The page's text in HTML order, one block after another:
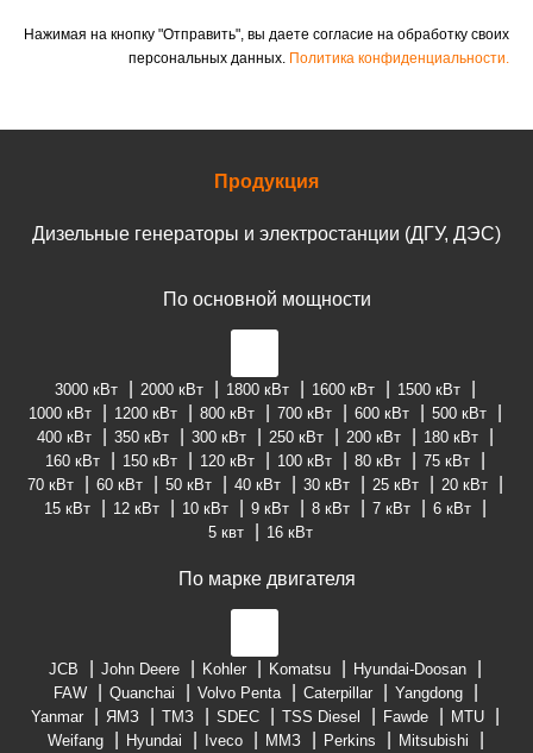
Нажимая на кнопку "Отправить", вы даете согласие на обработку своих
персональных данных. Политика конфиденциальности.
Продукция
Дизельные генераторы и электростанции (ДГУ, ДЭС)
По основной мощности
3000 кВт 2000 кВт 1800 кВт 1600 кВт
1500 кВт
1000 кВт
1200 кВт 800 кВт 700 кВт 600 кВт
500 кВт
400 кВт
350 кВт 300 кВт 250 кВт 200 кВт
180 кВт
160 кВт
150 кВт 120 кВт 100 кВт 80 кВт
75 кВт
70 кВт
60 кВт 50 кВт 40 кВт 30 кВт 25 кВт
20 кВт
15 кВт
12 кВт 10 кВт 9 кВт 8 кВт 7 кВт
6 кВт
5 квт
16 кВт
По марке двигателя
JCB John Deere Kohler Komatsu
Hyundai-Doosan
FAW
Quanchai Volvo Penta Caterpillar
Yangdong
Yanmar
ЯМЗ ТМЗ SDEC TSS Diesel Fawde
MTU
Weifang
Hyundai Iveco ММЗ Perkins
Mitsubishi